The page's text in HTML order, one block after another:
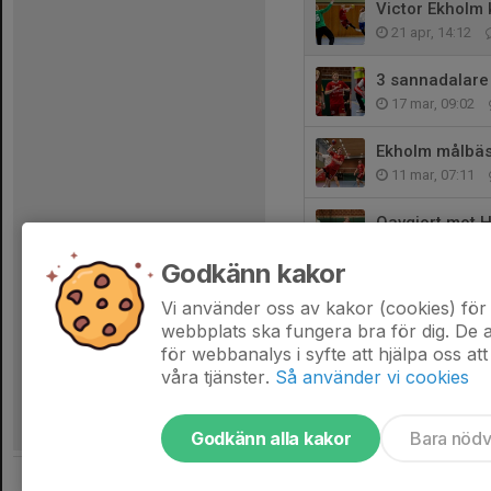
Victor Ekholm
21 apr, 14:12
3
17 mar, 09:02
Ekholm
11 mar, 07:11
Oavgjort mot
Sannadal
17 feb, 13:42
Godkänn kakor
Vi använder oss av kakor (cookies)
webbplats ska fungera bra för dig. De
för webbanalys i syfte att hjälpa oss
våra tjänster. Så använder vi cookies
Godkänn alla kakor Bara